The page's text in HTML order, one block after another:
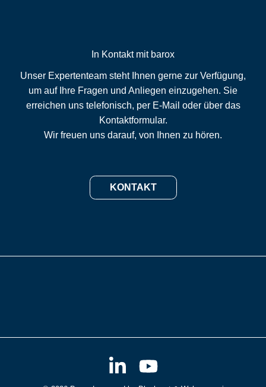
In Kontakt mit barox
Unser Expertenteam steht Ihnen gerne zur Verfügung,
um auf Ihre Fragen und Anliegen einzugehen. Sie
erreichen uns telefonisch, per E-Mail oder über das
Kontaktformular.
Wir freuen uns darauf, von Ihnen zu hören.
KONTAKT